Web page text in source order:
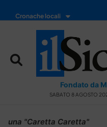
Cronache locali
Fondato da
SABATO 8 AGOSTO
una "Caretta Caretta"